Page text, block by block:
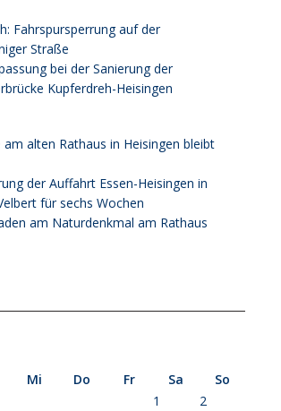
Fahrspursperrung auf der
Straße
bei der Sanierung der
Kupferdreh-Heisingen
am alten Rathaus in Heisingen bleibt
der Auffahrt Essen-Heisingen in
für sechs Wochen
am Naturdenkmal am Rathaus
Mi Do Fr Sa
So
1
2